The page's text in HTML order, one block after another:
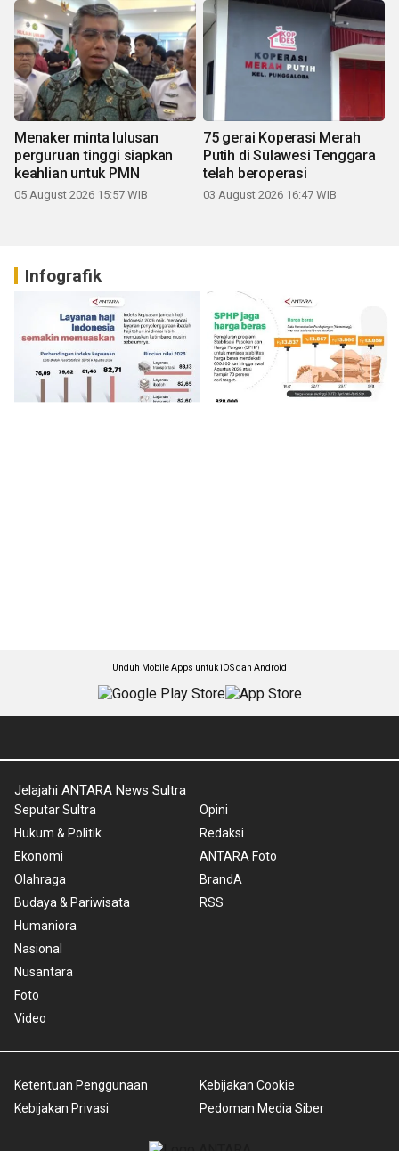
Menaker minta lulusan
perguruan tinggi siapkan
keahlian untuk PMN
05 August 2026 15:57 WIB
75 gerai Koperasi Merah
Putih di Sulawesi Tenggara
telah beroperasi
03 August 2026 16:47 WIB
Infografik
Unduh Mobile Apps untuk iOS dan Android
Jelajahi ANTARA News Sultra
Seputar Sultra
Hukum & Politik
Ekonomi
Olahraga
Budaya & Pariwisata
Humaniora
Nasional
Nusantara
Foto
Video
Opini
Redaksi
ANTARA Foto
BrandA
RSS
Ketentuan Penggunaan
Kebijakan Privasi
Kebijakan Cookie
Pedoman Media Siber